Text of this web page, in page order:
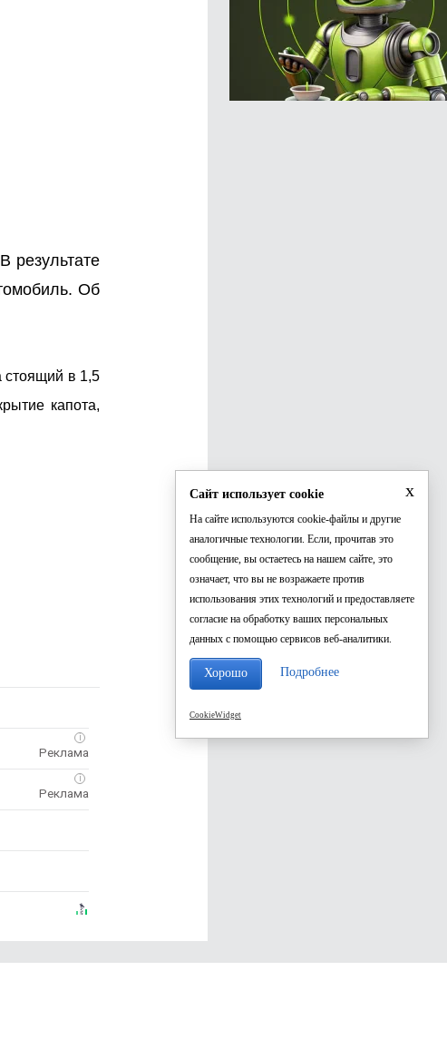
результате
Об
стоящий в 1,5
капота,
i
i
x
Сайт использует cookie
На сайте используются cookie-файлы и другие
аналогичные технологии. Если, прочитав это
сообщение, вы остаетесь на нашем сайте, это
означает, что вы не возражаете против
использования этих технологий и предоставляете
согласие на обработку ваших персональных
данных с помощью сервисов веб-аналитики.
Хорошо Подробнее
CookieWidget